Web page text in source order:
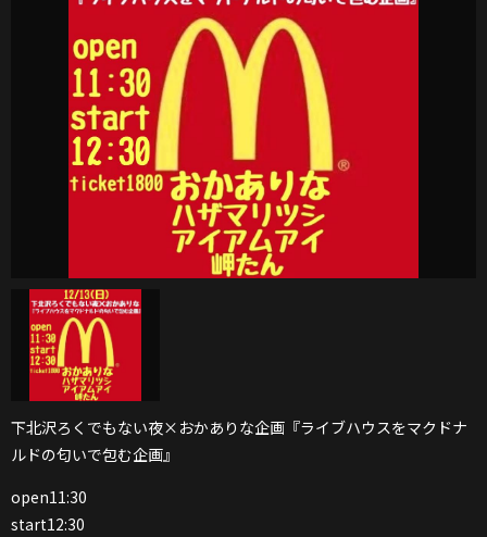
下北沢ろくでもない夜×おかありな企画『ライブハウスをマクドナ
ルドの匂いで包む企画』
open11:30
start12:30